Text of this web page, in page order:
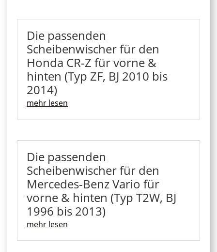
Die passenden
Scheibenwischer für den
Honda CR-Z für vorne &
hinten (Typ ZF, BJ 2010 bis
2014)
mehr lesen
Die passenden
Scheibenwischer für den
Mercedes-Benz Vario für
vorne & hinten (Typ T2W, BJ
1996 bis 2013)
mehr lesen